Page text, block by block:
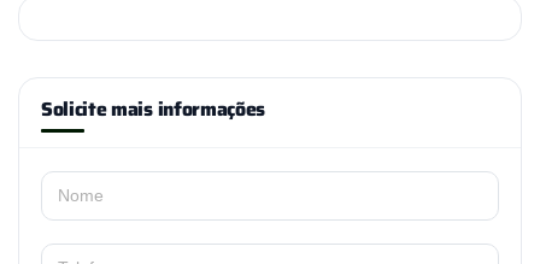
Solicite mais informações